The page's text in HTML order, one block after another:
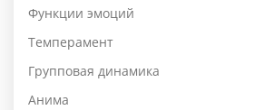
Функции эмоций
Темперамент
Групповая динамика
Анима